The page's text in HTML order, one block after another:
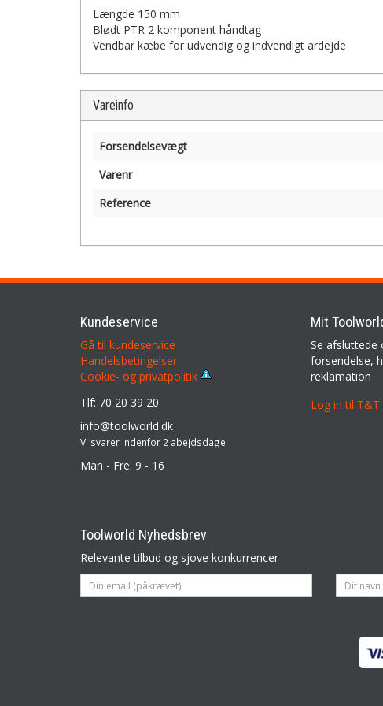
Længde 150 mm
Blødt PTR 2 komponent håndtag
Vendbar kæbe for udvendig og indvendigt ardejde
Vareinfo
Forsendelsevægt
Varenr
Reference
Kundeservice
Gå til kundeservice
Handelsbetingelser
Cookie- og privatpolitik
Tlf: 70 20 39 20
info@toolworld.dk
Vi svarer indenfor 2 abejdsdage
Man - Fre: 9 - 16
Mit
Se afsluttede
forsendelse,
reklamation
Log in til T&T
Toolworld Nyhedsbrev
Relevante tilbud og sjove konkurrencer